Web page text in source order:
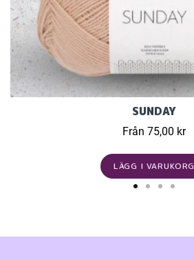
SUNDAY
Från 75,00 kr
LÄGG I VARUKORG